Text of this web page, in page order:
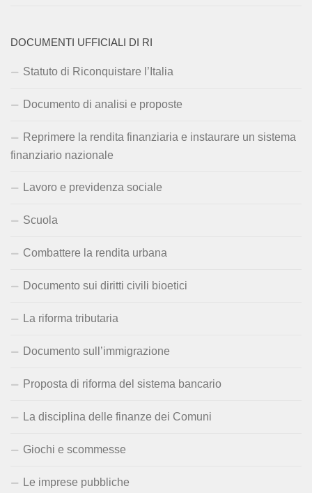
DOCUMENTI UFFICIALI DI RI
Statuto di Riconquistare l’Italia
Documento di analisi e proposte
Reprimere la rendita finanziaria e instaurare un sistema
finanziario nazionale
Lavoro e previdenza sociale
Scuola
Combattere la rendita urbana
Documento sui diritti civili bioetici
La riforma tributaria
Documento sull’immigrazione
Proposta di riforma del sistema bancario
La disciplina delle finanze dei Comuni
Giochi e scommesse
Le imprese pubbliche